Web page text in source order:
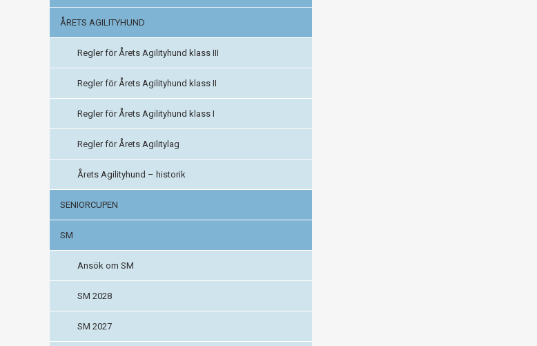
ÅRETS AGILITYHUND
Regler för Årets Agilityhund klass III
Regler för Årets Agilityhund klass II
Regler för Årets Agilityhund klass I
Regler för Årets Agilitylag
Årets Agilityhund – historik
SENIORCUPEN
SM
Ansök om SM
SM 2028
SM 2027